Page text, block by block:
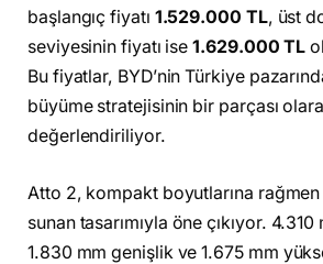
başlangıç fiyatı 1.529.000 TL, üst
seviyesinin fiyatı ise1.629.000 TL
Bu fiyatlar, BYD’nin Türkiye
büyüme stratejisinin bir parçası
değerlendiriliyor.
Atto 2, kompakt boyutlarına
sunan tasarımıyla öne çıkıyor.
1.830 mm genişlik ve 1.675 mm